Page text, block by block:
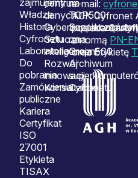
zajmujemy
Władze
Historia
Cyfronetu
Laboratoria
Do
pobrania
Zamówienia
publiczne
Kariera
Certyfikat
ISO
27001
Etykieta
TISAX
centrum
danych
Sztuczna
inteligencja
Rozwój
innowacji
Konsultacje
na
TOP500
na
Green500
Archiwum
Cyfronetu
e-mail:
ACK Cyfronet
posiada
z normą PN-
oraz Etykietę